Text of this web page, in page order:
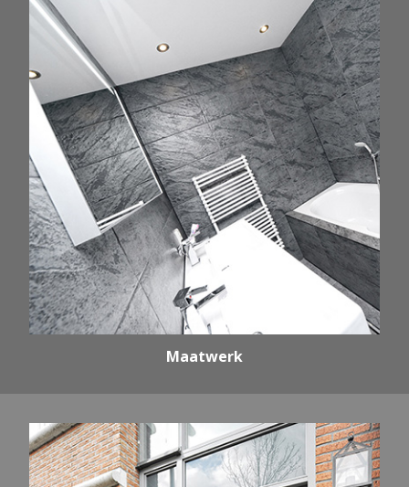
Maatwerk